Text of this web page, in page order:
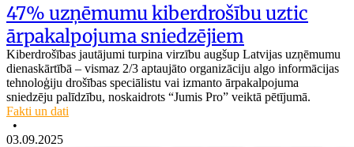
47% uzņēmumu kiberdrošību uztic
ārpakalpojuma sniedzējiem
Kiberdrošības jautājumi turpina virzību augšup Latvijas uzņēmumu
dienaskārtībā – vismaz 2/3 aptaujāto organizāciju algo informācijas
tehnoloģiju drošības speciālistu vai izmanto ārpakalpojuma
sniedzēju palīdzību, noskaidrots “Jumis Pro” veiktā pētījumā.
Fakti un dati
•
03.09.2025